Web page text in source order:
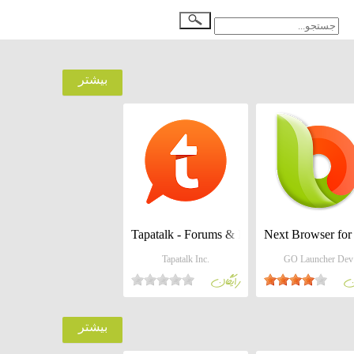
بيشتر
Next Browser
GO Launcher Dev
Tapatalk - Forums & Interests
Tapatalk Inc.
رايگان
بيشتر